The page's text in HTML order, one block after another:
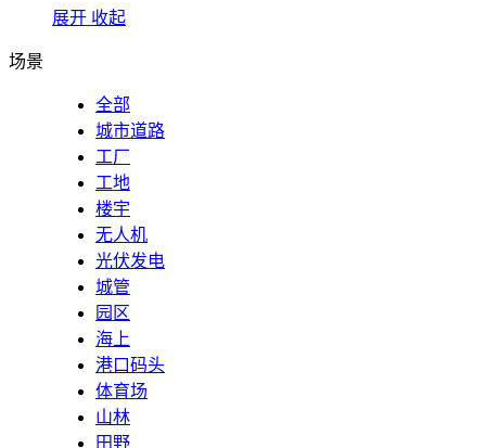
展开 收起
场景
全部
城市道路
工厂
工地
楼宇
无人机
光伏发电
城管
园区
海上
港口码头
体育场
山林
田野